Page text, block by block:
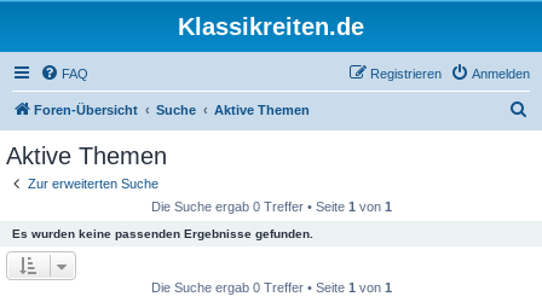
Klassikreiten.de
FAQ Anmelden
Registrieren
Foren-Übersicht Suche Aktive Themen
Aktive Themen
Zur erweiterten Suche
Die Suche ergab 0 Treffer • Seite 1 von 1
Es wurden keine passenden Ergebnisse gefunden.
Die Suche ergab 0 Treffer • Seite 1 von 1